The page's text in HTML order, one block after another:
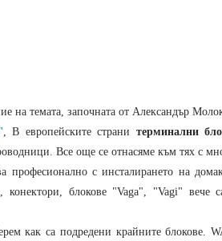
на темата, започната от Александър
, В европейските страни терминални
Все още се отнасяме към тях с
професионално с инсталирането на
конектори, блокове "Vaga", "Vagi" вече
как са подредени крайните блокове.